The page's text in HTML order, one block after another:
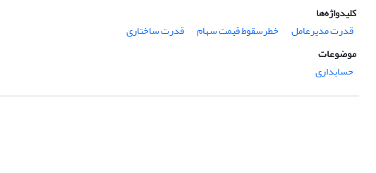
کلیدواژه‌ها
قدرت مدیرعامل
خطرسقوط قیمت سهام
قدرت ساختاری
موضوعات
حسابداری